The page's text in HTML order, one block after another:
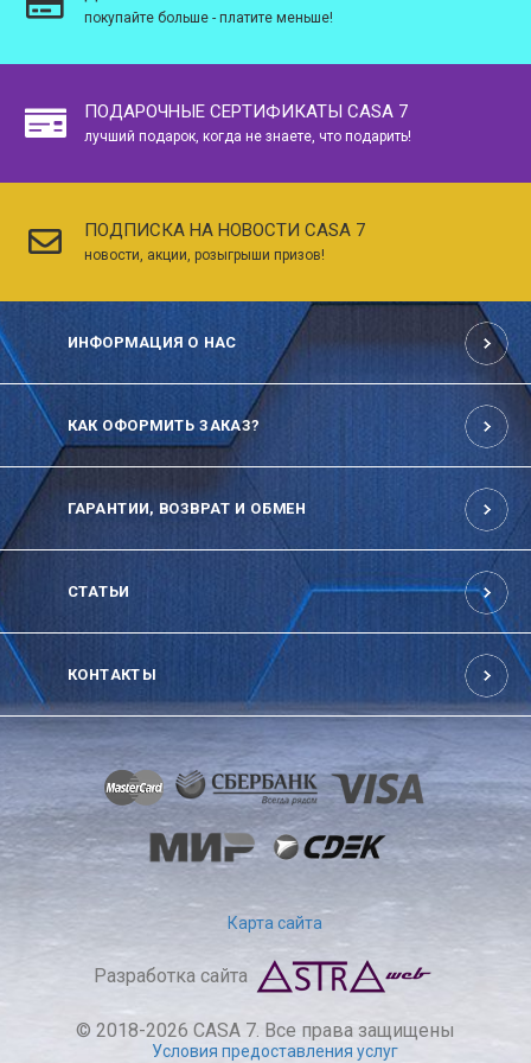
покупайте больше - платите меньше!
ПОДАРОЧНЫЕ СЕРТИФИКАТЫ CASA 7
лучший подарок, когда не знаете, что подарить!
ПОДПИСКА НА НОВОСТИ CASA 7
новости, акции, розыгрыши призов!
ИНФОРМАЦИЯ О НАС
КАК ОФОРМИТЬ ЗАКАЗ?
ГАРАНТИИ, ВОЗВРАТ И ОБМЕН
СТАТЬИ
КОНТАКТЫ
Карта сайта
Разработка сайта
© 2018-2026 CASA 7. Все права защищены
Условия предоставления услуг